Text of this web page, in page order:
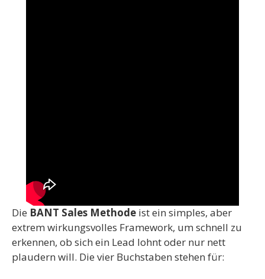
Die BANT Sales Methode ist ein simples, aber
extrem wirkungsvolles Framework, um schnell zu
erkennen, ob sich ein Lead lohnt oder nur nett
plaudern will. Die vier Buchstaben stehen für: